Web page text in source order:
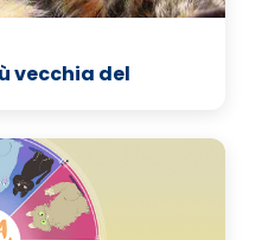
vecchia del